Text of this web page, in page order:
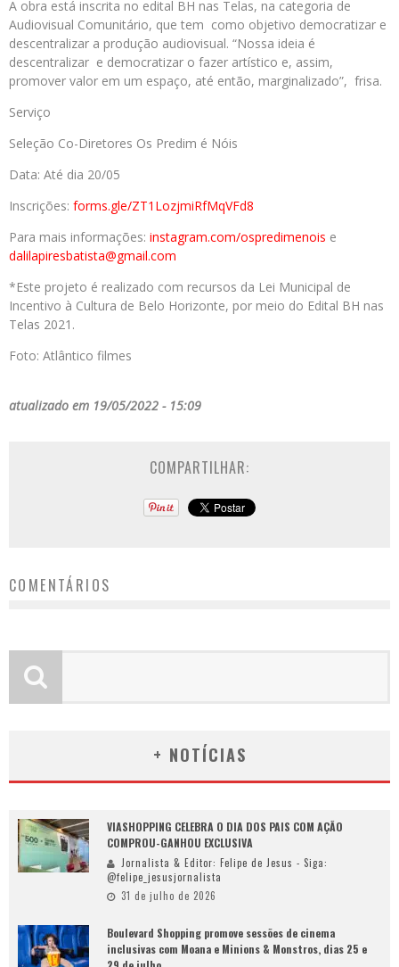
A obra está inscrita no edital BH nas Telas, na categoria de
Audiovisual Comunitário, que tem como objetivo democratizar e
descentralizar a produção audiovisual. “Nossa ideia é
descentralizar e democratizar o fazer artístico e, assim,
promover valor em um espaço, até então, marginalizado”, frisa.
Serviço
Seleção Co-Diretores Os Predim é Nóis
Data: Até dia 20/05
Inscrições: forms.gle/ZT1LozjmiRfMqVFd8
Para mais informações: instagram.com/ospredimenois e
dalilapiresbatista@gmail.com
*Este projeto é realizado com recursos da Lei Municipal de
Incentivo à Cultura de Belo Horizonte, por meio do Edital BH nas
Telas 2021.
Foto: Atlântico filmes
atualizado em 19/05/2022 - 15:09
COMPARTILHAR:
COMENTÁRIOS
+ NOTÍCIAS
VIASHOPPING CELEBRA O DIA DOS PAIS COM AÇÃO
COMPROU-GANHOU EXCLUSIVA
Jornalista & Editor: Felipe de Jesus - Siga:
@felipe_jesusjornalista
31 de julho de 2026
Boulevard Shopping promove sessões de cinema
inclusivas com Moana e Minions & Monstros, dias 25 e